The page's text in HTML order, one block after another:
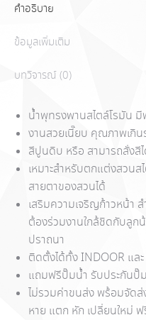
คำอธิบาย
ข้อมูลเพิ่มเติม
บทวิจารณ์ (0)
น้ำพุทรงพานสไตล์โรมัน มี
งานสวยเนี๊ยบ คุณภาพเกิน
สีปูนดิบ หรือ สามารถสั่งสี
เหมาะสำหรับตกแต่งสวน
สายตาของสวนได้
เสริมความเจริญก้าวหน้า
ต้องร่วมงานใกล้ชิดกับลูก
ปราถนา
ติดตั้งได้ทั้งINDOOR และ
แถมฟรีปั๊มน้ำ รับประกันปั๊
ไม่รวมค่าขนส่ง พร้อมจัด
หาย แตก หัก เปลี่ยนใหม่ ฟ